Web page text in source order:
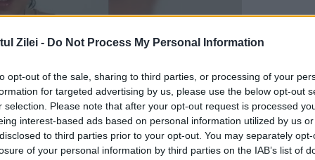
Zilei - Do Not Process My Personal Information
opt-out of the sale, sharing to third parties, or processing of your
for targeted advertising by us, please use the below opt-out
selection. Please note that after your opt-out request is processed
interest-based ads based on personal information utilized by us
to third parties prior to your opt-out. You may separately
of your personal information by third parties on the IAB’s list of
să apară împreună cu vicepreședintele
Iată câteva lucruri de știut despre Walz.